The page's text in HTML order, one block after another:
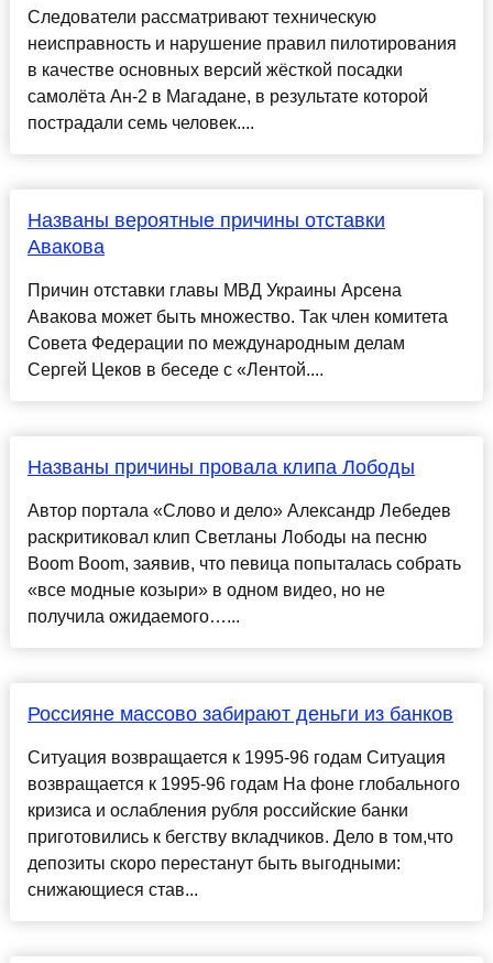
Следователи рассматривают техническую
неисправность и нарушение правил пилотирования
в качестве основных версий жёсткой посадки
самолёта Ан-2 в Магадане, в результате которой
пострадали семь человек....
Названы вероятные причины отставки
Авакова
Причин отставки главы МВД Украины Арсена
Авакова может быть множество. Так член комитета
Совета Федерации по международным делам
Сергей Цеков в беседе с «Лентой....
Названы причины провала клипа Лободы
Автор портала «Слово и дело» Александр Лебедев
раскритиковал клип Светланы Лободы на песню
Boom Boom, заявив, что певица попыталась собрать
«все модные козыри» в одном видео, но не
получила ожидаемого…...
Россияне массово забирают деньги из банков
Ситуация возвращается к 1995-96 годам Ситуация
возвращается к 1995-96 годам На фоне глобального
кризиса и ослабления рубля российские банки
приготовились к бегству вкладчиков. Дело в том,что
депозиты скоро перестанут быть выгодными:
снижающиеся став...